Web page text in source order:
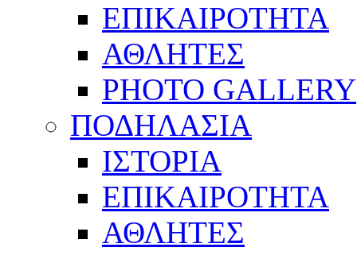
ΕΠΙΚΑΙΡΟΤΗΤΑ
ΑΘΛΗΤΕΣ
PHOTO GALLERY
ΠΟΔΗΛΑΣΙΑ
ΙΣΤΟΡΙΑ
ΕΠΙΚΑΙΡΟΤΗΤΑ
ΑΘΛΗΤΕΣ